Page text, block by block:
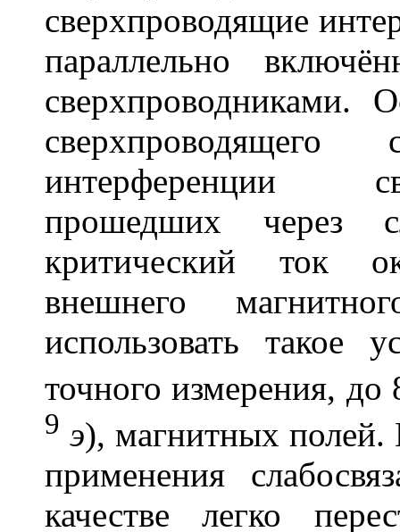
сверхпроводящие
параллельно
сверхпроводниками.
интерференции
прошедших через
критический ток
внешнего
использовать такое
точного измерения, до
9 э), магнитных
применения
качестве легко